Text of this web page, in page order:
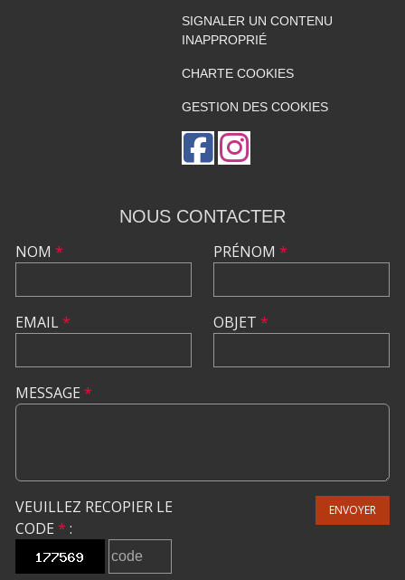
SIGNALER UN CONTENU
INAPPROPRIÉ
CHARTE COOKIES
GESTION DES COOKIES
NOUS CONTACTER
NOM *
EMAIL*
PRÉNOM *
OBJET *
MESSAGE *
VEUILLEZ RECOPIER LE
CODE * :
ENVOYER